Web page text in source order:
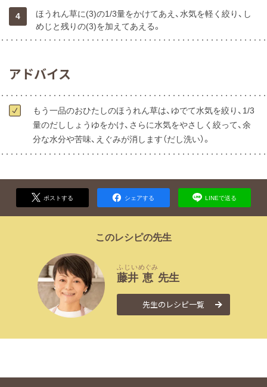
4
ほうれん草に(3)の1/3量をかけてあえ、水気を軽く絞り、し
めじと残りの(3)を加えてあえる。
アドバイス
もう一品のおひたしのほうれん草は、ゆでて水気を絞り、1/3
量のだししょうゆをかけ、さらに水気をやさしく絞って、余
分な水分や苦味、えぐみが消します（だし洗い）。
ポストする シェアする LINEで送る
このレシピの先生
藤井
ふじい
恵
めぐみ
先生
先生のレシピ一覧